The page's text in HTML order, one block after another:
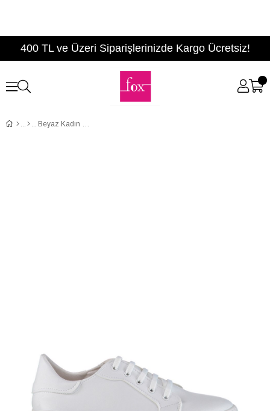
400 TL ve Üzeri Siparişlerinizde Kargo Ücretsiz!
Beyaz Kadın Sneakers D735636009